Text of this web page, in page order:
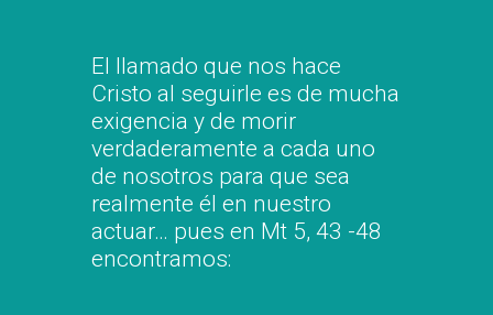
El llamado que nos hace
Cristo al seguirle es de mucha
exigencia y de morir
verdaderamente a cada uno
de nosotros para que sea
realmente él en nuestro
actuar… pues en Mt 5, 43 -48
encontramos: